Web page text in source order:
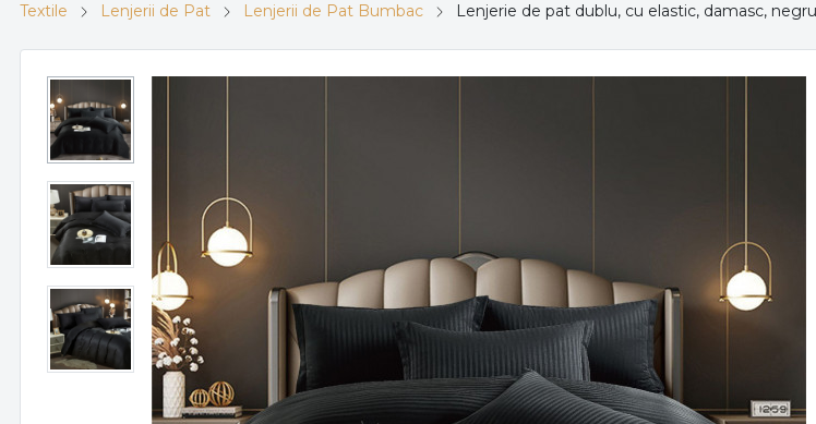
Textile Lenjerii de Pat Lenjerii de Pat Bumbac Lenjerie de pat dublu, cu elastic, damasc,